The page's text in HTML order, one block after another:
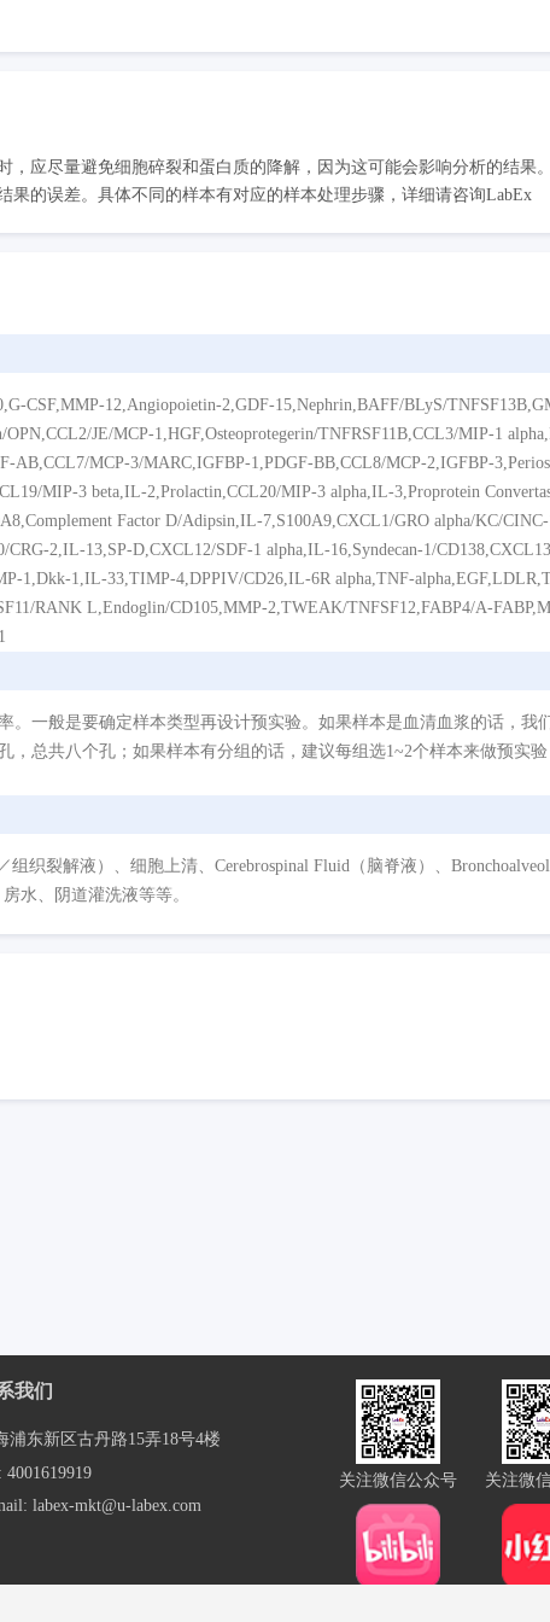
应尽量避免细胞碎裂和蛋白质的降解，因为这可能会影响分析的结果
的误差。具体不同的样本有对应的样本处理步骤，详细请咨询LabEx
12,Angiopoietin-2,GDF-15,Nephrin,BAFF/BLyS/
JE/MCP-1,HGF,Osteoprotegerin/TNFRSF11B,CCL3/MIP-1
MCP-3/MARC,IGFBP-1,PDGF-BB,CCL8/MCP-2,IGFBP-
MIP-3 beta,IL-2,Prolactin,CCL20/MIP-3 alpha,IL-3,Proprotein
Factor D/Adipsin,IL-7,S100A9,CXCL1/GRO alpha/KC/
2,IL-13,SP-D,CXCL12/SDF-1 alpha,IL-16,Syndecan-1/
1,Dkk-1,IL-33,TIMP-4,DPPIV/CD26,IL-6R alpha,TNF-
RANK L,Endoglin/CD105,MMP-2,TWEAK/TNFSF12,FABP4/A-
一般是要确定样本类型再设计预实验。如果样本是血清血浆的话，我
总共八个孔；如果样本有分组的话，建议每组选1~2个样本来做预实
织裂解液）、细胞上清、Cerebrospinal Fluid（脑脊液）、
水、阴道灌洗液等等。
我们
浦东新区古丹路15弄18号4楼
4001619919
labex-mkt@u-labex.com
关注微信公众号 关注微